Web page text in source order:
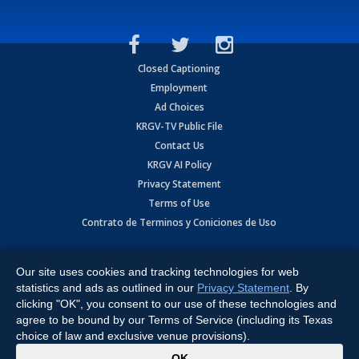
Closed Captioning
Employment
Ad Choices
KRGV-TV Public File
Contact Us
KRGV AI Policy
Privacy Statement
Terms of Use
Contrato de Terminos y Coniciones de Uso
Expressway, Weslaco, TX 78596.
All Rights Reserved. Powered by:Ruby Shore Software
Our site uses cookies and tracking technologies for web
statistics and ads as outlined in our Privacy Statement . By
clicking "OK", you consent to our use of these technologies and
agree to be bound by our Terms of Service (including its Texas
choice of law and exclusive venue provisions).